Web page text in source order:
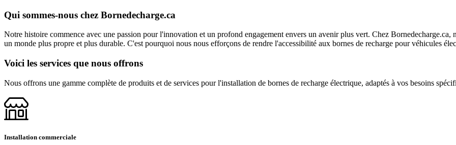
Qui sommes-nous chez Bornedecharge.ca
Notre histoire commence avec une passion pour l'innovation et un profond engagement envers un avenir plus vert. Chez
un monde plus propre et plus durable. C'est pourquoi nous nous efforçons de rendre l'accessibilité aux bornes de recharge pour véhicules
Voici les services que nous offrons
Nous offrons une gamme complète de produits et de services pour l'installation de bornes de recharge électrique, adaptés à vos besoins
Installation commerciale